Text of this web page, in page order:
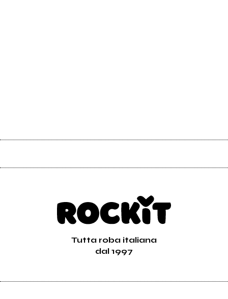
Tutta roba italiana
dal 1997